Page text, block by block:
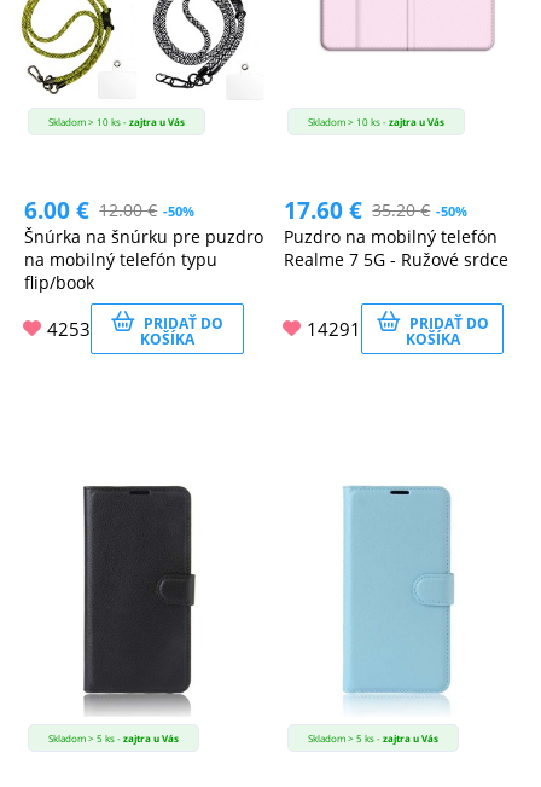
Skladom > 10 ks -zajtra u Vás
6.00€ 12.00€ -50%
Šnúrka na šnúrku pre puzdro
na mobilný telefón typu
flip/book
4253 PRIDAŤ DO
KOŠÍKA
Skladom > 10 ks -zajtra u Vás
17.60€ 35.20€ -50%
Puzdro na mobilný telefón
Realme 7 5G - Ružové srdce
14291 PRIDAŤ DO
KOŠÍKA
Skladom > 5 ks -zajtra u Vás Skladom > 5 ks -zajtra u Vás